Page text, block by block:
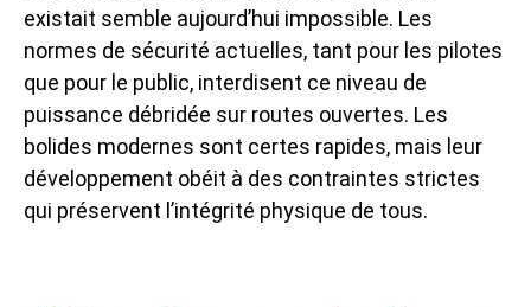
existait semble aujourd’hui impossible. Les
normes de sécurité actuelles, tant pour les pilotes
que pour le public, interdisent ce niveau de
puissance débridée sur routes ouvertes. Les
bolides modernes sont certes rapides, mais leur
développement obéit à des contraintes strictes
qui préservent l’intégrité physique de tous.